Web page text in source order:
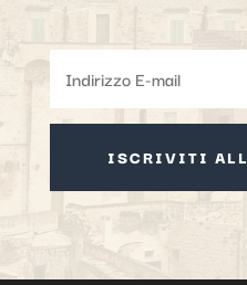
ISCRIVITI